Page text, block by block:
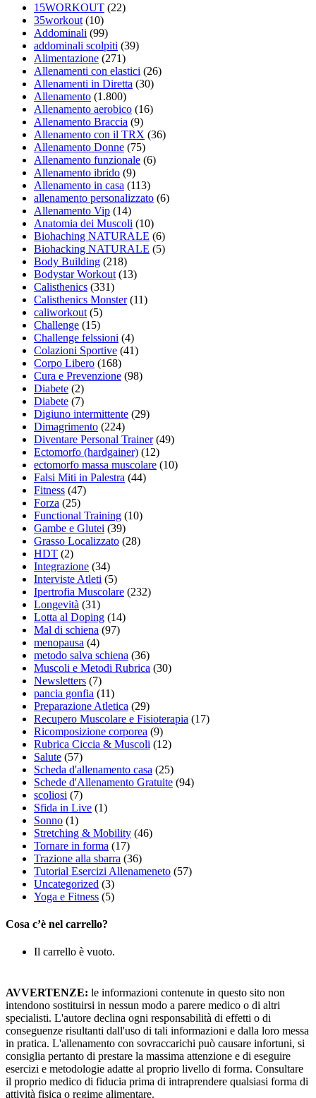
15WORKOUT (22)
35workout (10)
Addominali (99)
addominali scolpiti (39)
Alimentazione (271)
Allenamenti con elastici (26)
Allenamenti in Diretta (30)
Allenamento (1.800)
Allenamento aerobico (16)
Allenamento Braccia (9)
Allenamento con il TRX (36)
Allenamento Donne (75)
Allenamento funzionale (6)
Allenamento ibrido (9)
Allenamento in casa (113)
allenamento personalizzato (6)
Allenamento Vip (14)
Anatomia dei Muscoli (10)
Biohaching NATURALE (6)
Biohacking NATURALE (5)
Body Building (218)
Bodystar Workout (13)
Calisthenics (331)
Calisthenics Monster(11)
caliworkout (5)
Challenge (15)
Challenge felssioni (4)
Colazioni Sportive (41)
Corpo Libero (168)
Cura e Prevenzione (98)
Diabete (2)
Diabete (7)
Digiuno intermittente (29)
Dimagrimento (224)
Diventare Personal Trainer(49)
Ectomorfo (hardgainer) (12)
ectomorfo massa muscolare (10)
Falsi Miti in Palestra (44)
Fitness (47)
Forza (25)
Functional Training (10)
Gambe e Glutei (39)
Grasso Localizzato (28)
HDT (2)
Integrazione (34)
Interviste Atleti (5)
Ipertrofia Muscolare (232)
Longevità (31)
Lotta al Doping (14)
Mal di schiena (97)
menopausa (4)
metodo salva schiena (36)
Muscoli e Metodi Rubrica (30)
Newsletters (7)
pancia gonfia (11)
Preparazione Atletica (29)
Recupero Muscolare e Fisioterapia (17)
Ricomposizione corporea (9)
Rubrica Ciccia & Muscoli (12)
Salute (57)
Scheda d'allenamento casa (25)
Schede d'Allenamento Gratuite (94)
scoliosi (7)
Sfida in Live (1)
Sonno (1)
Stretching & Mobility (46)
Tornare in forma (17)
Trazione alla sbarra (36)
Tutorial Esercizi Allenameneto (57)
Uncategorized (3)
Yoga e Fitness (5)
Cosa c’è nel carrello?
Il carrello è vuoto.
AVVERTENZE: le informazioni contenute in questo sito non
intendono sostituirsi in nessun modo a parere medico o di altri
specialisti. L'autore declina ogni responsabilità di effetti o di
conseguenze risultanti dall'uso di tali informazioni e dalla loro messa
in pratica. L'allenamento con sovraccarichi può causare infortuni, si
consiglia pertanto di prestare la massima attenzione e di eseguire
esercizi e metodologie adatte al proprio livello di forma. Consultare
il proprio medico di fiducia prima di intraprendere qualsiasi forma di
attività fisica o regime alimentare.